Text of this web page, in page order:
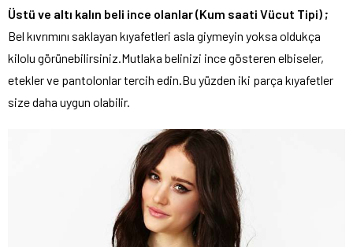
Üstü ve altı kalın beli ince olanlar (Kum saati Vücut Tipi) ;
Bel kıvrımını saklayan kıyafetleri asla giymeyin yoksa oldukça
kilolu görünebilirsiniz.Mutlaka belinizi ince gösteren elbiseler,
etekler ve pantolonlar tercih edin.Bu yüzden iki parça kıyafetler
size daha uygun olabilir.